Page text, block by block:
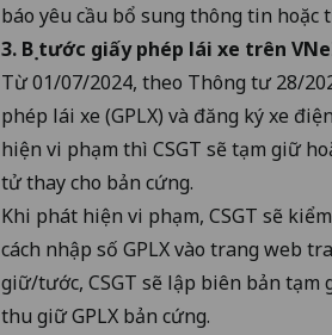
báo yêu cầu bổ sung thông tin hoặc
3. Bị tước giấy phép lái xe trên
Từ 01/07/2024, theo Thông tư 28/
phép lái xe (GPLX) và đăng ký xe
hiện vi phạm thì CSGT sẽ tạm giữ
tử thay cho bản cứng.
Khi phát hiện vi phạm, CSGT sẽ
cách nhập số GPLX vào trang web
giữ/tước, CSGT sẽ lập biên bản
thu giữ GPLX bản cứng.